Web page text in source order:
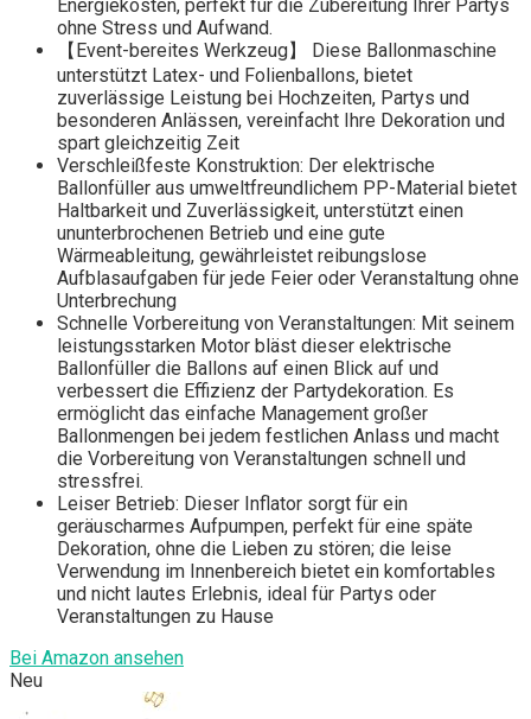
Energiekosten, perfekt für die Zubereitung Ihrer Partys
ohne Stress und Aufwand.
【Event-bereites Werkzeug】 Diese Ballonmaschine
unterstützt Latex- und Folienballons, bietet
zuverlässige Leistung bei Hochzeiten, Partys und
besonderen Anlässen, vereinfacht Ihre Dekoration und
spart gleichzeitig Zeit
Verschleißfeste Konstruktion: Der elektrische
Ballonfüller aus umweltfreundlichem PP-Material bietet
Haltbarkeit und Zuverlässigkeit, unterstützt einen
ununterbrochenen Betrieb und eine gute
Wärmeableitung, gewährleistet reibungslose
Aufblasaufgaben für jede Feier oder Veranstaltung ohne
Unterbrechung
Schnelle Vorbereitung von Veranstaltungen: Mit seinem
leistungsstarken Motor bläst dieser elektrische
Ballonfüller die Ballons auf einen Blick auf und
verbessert die Effizienz der Partydekoration. Es
ermöglicht das einfache Management großer
Ballonmengen bei jedem festlichen Anlass und macht
die Vorbereitung von Veranstaltungen schnell und
stressfrei.
Leiser Betrieb: Dieser Inflator sorgt für ein
geräuscharmes Aufpumpen, perfekt für eine späte
Dekoration, ohne die Lieben zu stören; die leise
Verwendung im Innenbereich bietet ein komfortables
und nicht lautes Erlebnis, ideal für Partys oder
Veranstaltungen zu Hause
Bei Amazon ansehen
Neu